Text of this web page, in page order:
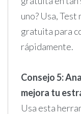
uno? Usa,
gratuita para
rápidamente.
Consejo 5:
mejora tu
Usa esta